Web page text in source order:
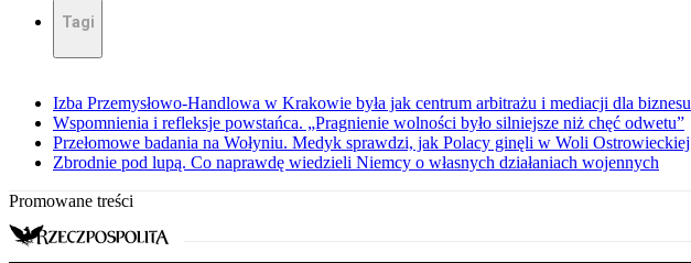
Tagi
Izba Przemysłowo-Handlowa w Krakowie była jak centrum arbitrażu i mediacji dla biznesu
Wspomnienia i refleksje powstańca. „Pragnienie wolności było silniejsze niż chęć odwetu”
Przełomowe badania na Wołyniu. Medyk sprawdzi, jak Polacy ginęli w Woli Ostrowieckiej
Zbrodnie pod lupą. Co naprawdę wiedzieli Niemcy o własnych działaniach wojennych
Promowane treści